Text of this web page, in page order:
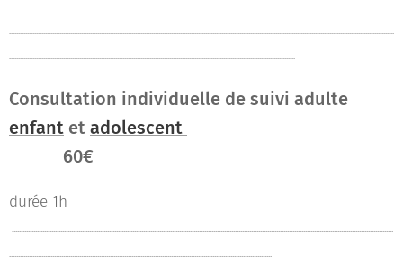
......................................................................................................................................................................................................................
...............................................................................................................................................................
Consultation individuelle de suivi adulte
enfant et adolescent
60€
durée 1h
....................................................................................................................................................................................................................
..................................................................................................................................................